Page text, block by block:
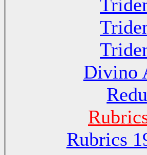
Divino
Rubrics